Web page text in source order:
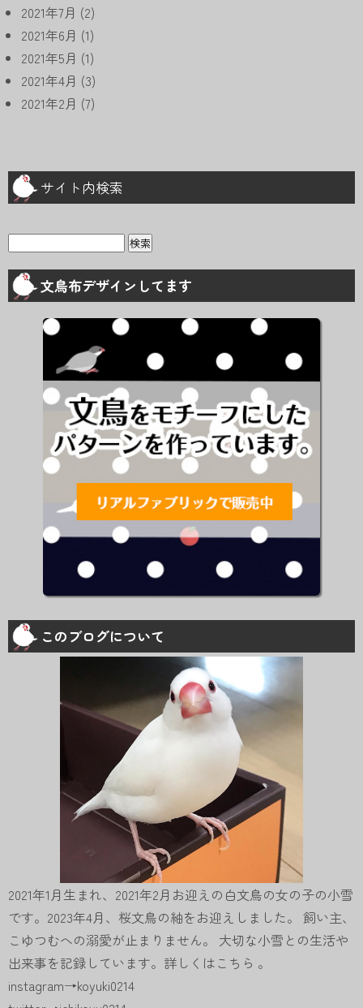
2021年7月 (2)
2021年6月 (1)
2021年5月 (1)
2021年4月 (3)
2021年2月 (7)
サイト内検索
検
文鳥布デザインしてます
このブログについて
2021年1月生まれ、2021年2月お迎えの白文鳥の女の子の小雪
です。2023年4月、桜文鳥の紬をお迎えしました。 飼い主、
こゆつむへの溺愛が止まりません。 大切な小雪との生活や
出来事を記録しています。詳しくはこちら 。
instagram→koyuki0214